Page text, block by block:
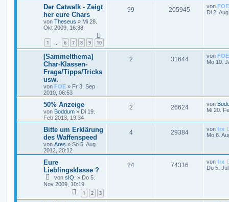
Der Catwalk - Zeigt
her eure Chars
von Theseus » Mi 28.
Okt 2009, 16:38
1 6 7 8 9 10
99 205945 von FOE
Di 2.
[Sammelthema]
Char-Klassen-
Frage/Tipps/Tricks
usw.
von FOE » Fr 3. Sep
2010, 06:53
2 31644 von FOE
Mo 10.
50% Anzeige
von Boddum » Di 19.
Feb 2013, 19:34
2 26624 von
Mi 20.
Bitte um Erklärung
des Waffenspeed
von Ares » So 5. Aug
2012, 20:12
4 29384 von frx
Mo 6.
Eure
Lieblingsklasse ?
von sIQ. » Do 5.
Nov 2009, 10:19
1 2 3
24 74316 von frx
Do 5.